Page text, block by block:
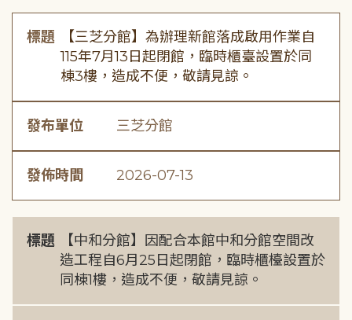
標題
【三芝分館】為辦理新館落成啟用作業自
115年7月13日起閉館，臨時櫃臺設置於同
棟3樓，造成不便，敬請見諒。
發布單位 三芝分館
發佈時間 2026-07-13
標題
【中和分館】因配合本館中和分館空間改
造工程自6月25日起閉館，臨時櫃檯設置於
同棟1樓，造成不便，敬請見諒。